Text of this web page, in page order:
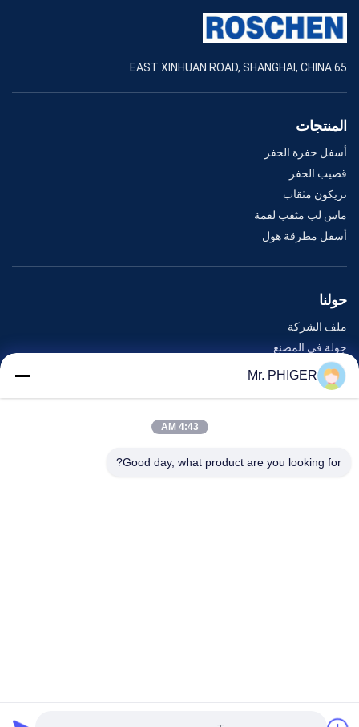
65 EAST XINHUAN ROAD, SHANGHAI, CHINA
المنتجات
أسفل حفرة الحفر
قضيب الحفر
تريكون مثقاب
ماس لب مثقب لقمة
أسفل مطرقة هول
حولنا
ملف الشركة
جولة في المصنع
مراقبة الجودة
خريطة الموقع
الأحداث
Mr. PHIGER
4:43 AM
Good day, what product are you looking for?